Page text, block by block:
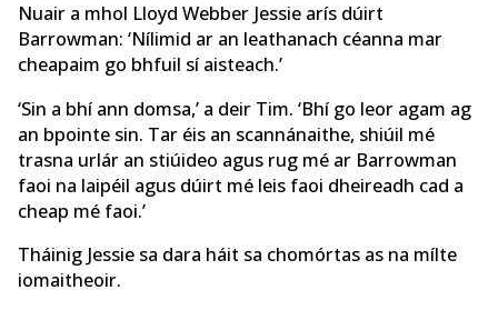
Nuair a mhol Lloyd Webber Jessie arís dúirt
Barrowman: ‘Nílimid ar an leathanach céanna mar
cheapaim go bhfuil sí aisteach.’
‘Sin a bhí ann domsa,’ a deir Tim. ‘Bhí go leor agam ag
an bpointe sin. Tar éis an scannánaithe, shiúil mé
trasna urlár an stiúideo agus rug mé ar Barrowman
faoi na laipéil agus dúirt mé leis faoi dheireadh cad a
cheap mé faoi.’
Tháinig Jessie sa dara háit sa chomórtas as na mílte
iomaitheoir.